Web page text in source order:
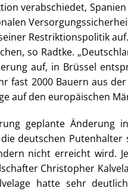
verabschiedet,
Restriktionspolitik
so Radtke.
auf, in Brüssel
fast 2000 Bauern aus
auf den europäischen
geplante Änderung
deutschen
nicht erreicht wird.
Christopher
hatte sehr